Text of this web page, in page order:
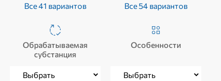
Все 41 вариантов Все 54 вариантов
Обрабатываемая
субстанция
Особенности